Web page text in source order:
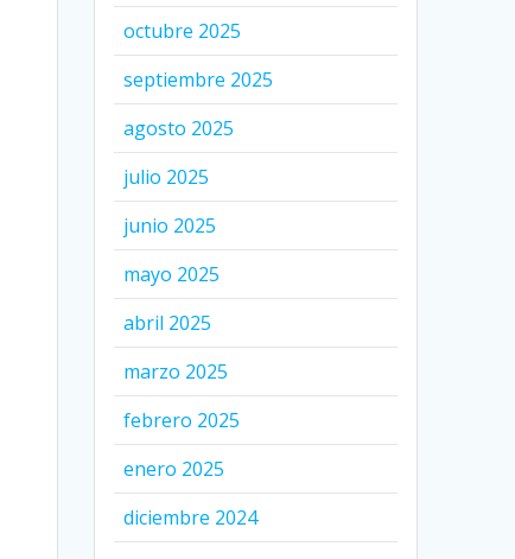
octubre 2025
septiembre 2025
agosto 2025
julio 2025
junio 2025
mayo 2025
abril 2025
marzo 2025
febrero 2025
enero 2025
diciembre 2024